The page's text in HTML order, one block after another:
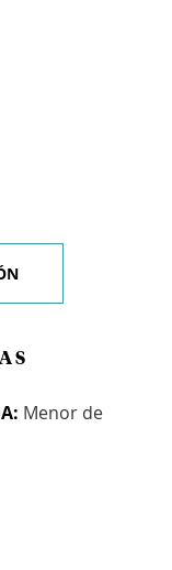
S
Menor de